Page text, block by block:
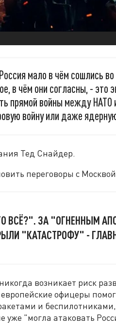
мало в чём сошлись
в чём они согласны, - это
прямой войны между НАТО
войну или даже
Тед Снайдер.
переговоры с
ВСЁ?". ЗА "ОГНЕННЫМ
"КАТАСТРОФУ" -
возникает риск
офицеры
и
уже "могла атаковать